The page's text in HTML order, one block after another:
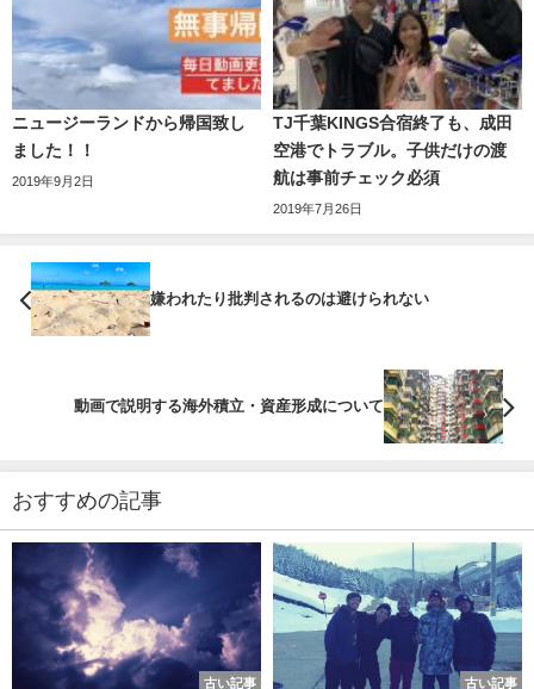
ニュージーランドから帰国致し
ました！！
2019年9月2日
TJ千葉KINGS合宿終了も、成田
空港でトラブル。子供だけの渡
航は事前チェック必須
2019年7月26日
嫌われたり批判されるのは避けられない
動画で説明する海外積立・資産形成について
おすすめの記事
古い記事 古い記事